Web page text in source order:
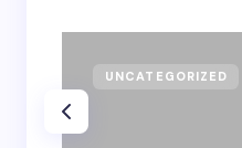
UNCATEGORIZED